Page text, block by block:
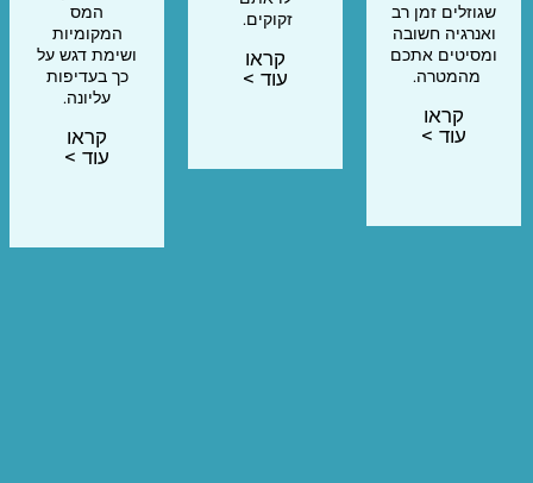
שגוזלים זמן רב
ואנרגיה חשובה
ומסיטים אתכם
מהמטרה.
קראו
עוד >
זקוקים.
קראו
עוד >
המס
המקומיות
ושימת דגש על
כך בעדיפות
עליונה.
קראו
עוד >